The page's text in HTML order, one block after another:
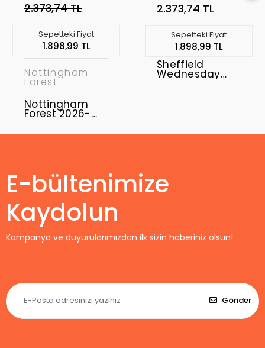
2.373,74 TL
Sepetteki Fiyat
1.898,99 TL
Nottingham
Forest
Nottingham
Forest 2026-
Home
2.373,74 TL
Sepetteki Fiyat
1.898,99 TL
Sheffield
Wednesday
E-bültenimize
Kaydolun
Kampanya ve duyurularımızdan ilk sizin haberiniz olsun!
Gönder